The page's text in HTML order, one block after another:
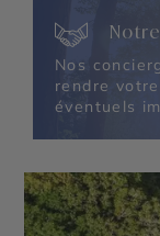
Nos
rendre
éventuels